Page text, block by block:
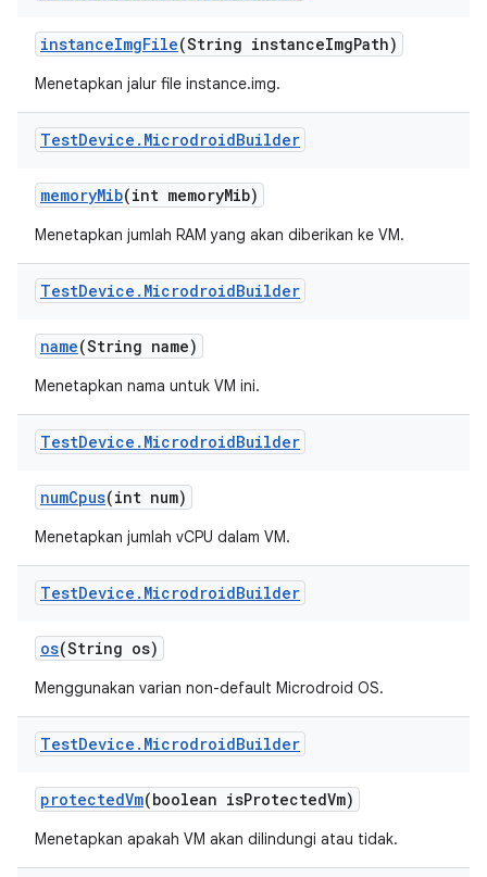
instanceImgFile(String instanceImgPath)
Menetapkan jalur file instance.img.
TestDevice . MicrodroidBuilder
memoryMib(int memoryMib)
Menetapkan jumlah RAM yang akan diberikan ke VM.
TestDevice . MicrodroidBuilder
name(String name)
Menetapkan nama untuk VM ini.
TestDevice . MicrodroidBuilder
numCpus(int num)
Menetapkan jumlah vCPU dalam VM.
TestDevice . MicrodroidBuilder
os(String os)
Menggunakan varian non-default Microdroid OS.
TestDevice . MicrodroidBuilder
protectedVm(boolean isProtectedVm)
Menetapkan apakah VM akan dilindungi atau tidak.